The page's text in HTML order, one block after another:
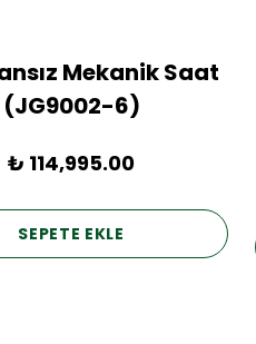
Mekanik Saat
(JG9002-6)
₺ 114,995.00
SEPETE EKLE